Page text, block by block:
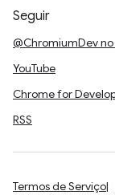
Seguir
@ChromiumDev no
YouTube
Chrome for
RSS
Termos de Serviço